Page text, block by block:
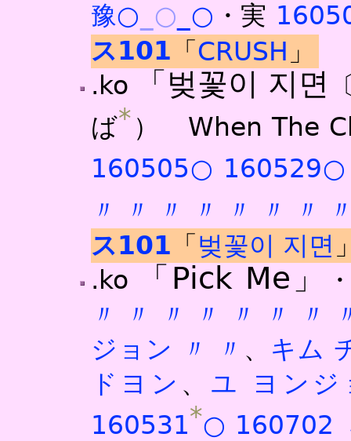
豫○ _○ _○ ・実
ス101 「 CRUSH 」
.ko
「벚꽃이 지면
ば* ） When The
160505○ 160529○
〃
〃 〃 〃 〃 〃 〃
ス101 「 벚꽃이 지면
.ko
「Pick Me」
〃
〃 〃 〃 〃 〃 〃
ジョン
〃 〃 、 キム
ドヨン 、 ユ ヨンジ
160531*○ 160702